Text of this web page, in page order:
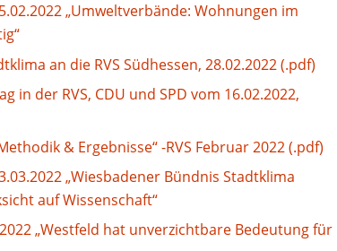
„Umweltverbände: Wohnungen im
an die RVS Südhessen, 28.02.2022 (.pdf)
in der RVS, CDU und SPD vom 16.02.2022,
& Ergebnisse“ -RVS Februar 2022 (.pdf)
„Wiesbadener Bündnis Stadtklima
auf Wissenschaft“
„Westfeld hat unverzichtbare Bedeutung für